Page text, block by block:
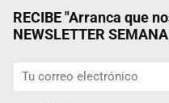
RECIBE "Arranca que
NEWSLETTER